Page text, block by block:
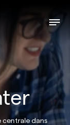
centrale dans